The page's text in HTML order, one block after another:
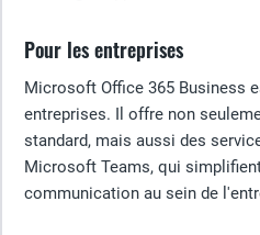
Pour les entreprises
Microsoft Office 365 Business
entreprises. Il offre non
standard, mais aussi des
Microsoft Teams, qui
communication au sein de